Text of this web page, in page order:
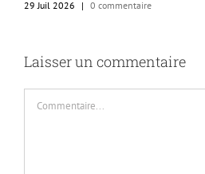
Laisser un commentaire
Commentaire